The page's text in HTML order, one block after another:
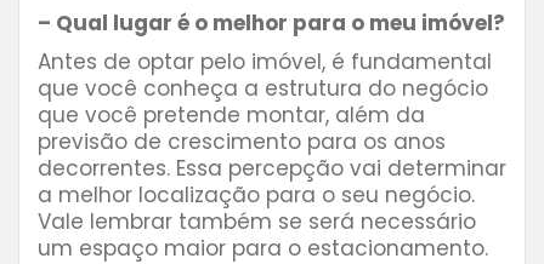
– Qual lugar é o melhor para o meu imóvel?
Antes de optar pelo imóvel, é fundamental
que você conheça a estrutura do negócio
que você pretende montar, além da
previsão de crescimento para os anos
decorrentes. Essa percepção vai determinar
a melhor localização para o seu negócio.
Vale lembrar também se será necessário
um espaço maior para o estacionamento.